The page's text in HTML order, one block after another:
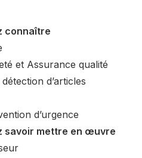
connaître
et Assurance qualité
d’articles
d’urgence
savoir mettre en œuvre